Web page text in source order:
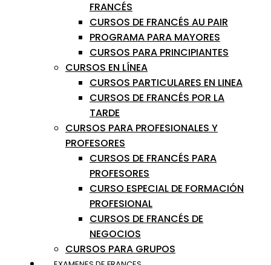
FRANCÉS
CURSOS DE FRANCÉS AU PAIR
PROGRAMA PARA MAYORES
CURSOS PARA PRINCIPIANTES
CURSOS EN LÍNEA
CURSOS PARTICULARES EN LINEA
CURSOS DE FRANCÉS POR LA
TARDE
CURSOS PARA PROFESIONALES Y
PROFESORES
CURSOS DE FRANCÉS PARA
PROFESORES
CURSO ESPECIAL DE FORMACIÓN
PROFESIONAL
CURSOS DE FRANCÉS DE
NEGOCIOS
CURSOS PARA GRUPOS